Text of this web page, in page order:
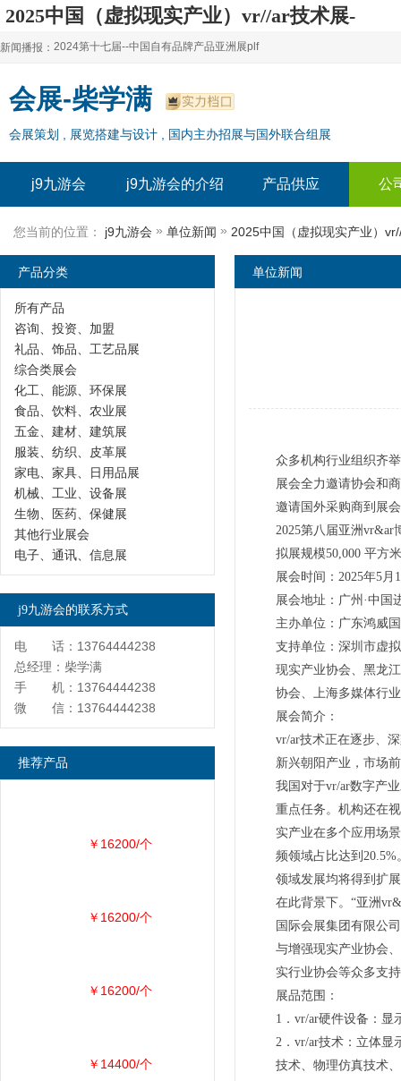
2025中国（虚拟现实产业）vr//ar技术展-
j9九游会
新闻播报：
2024上海自有品牌展--百货展|食品展 零售展|oem展
2024全球自有--品牌产品亚洲展（plf）
2024上海自有品牌展--2024上海oem 贴牌代加工展
2024第十七届--中国自有品牌产品亚洲展plf
2024全球自有--品牌产品亚洲展（plf）
2024年上海--第17届自有品牌展
会展-柴学满
会展策划 , 展览搭建与设计 , 国内主办招展与国外联合组展
j9九游会 j9九游会的介绍 产品供应 公
您当前的位置： j9九游会 » 单位新闻 » 2025中国（虚拟现实产业）
单位新闻
众多机构行业组织齐
展会全力邀请协会和
邀请国外采购商到展
2025第八届亚洲vr&ar
拟展规模50,000 平方
展会时间：2025年5月
展会地址：广州·中国
主办单位：广东鸿威
支持单位：深圳市虚
现实产业协会、黑龙
协会、上海多媒体行
展会简介：
vr/ar技术正在逐步、
新兴朝阳产业，市场
我国对于vr/ar数字产
重点任务。机构还在
实产业在多个应用场
频领域占比达到
领域发展均将得到扩
在此背景下。“亚洲
国际会展集团有限公
与增强现实产业协会
实行业协会等众多支
展品范围：
1．vr/ar硬件设备：显
2．vr/ar技术：立体显
技术、物理仿真技术
产品分类
所有产品
咨询、投资、加盟
礼品、饰品、工艺品展
综合类展会
化工、能源、环保展
食品、饮料、农业展
五金、建材、建筑展
服装、纺织、皮革展
家电、家具、日用品展
机械、工业、设备展
生物、医药、保健展
其他行业展会
电子、通讯、信息展
j9九游会的联系方式
电 话：13764444238
总经理：柴学满
手 机：13764444238
微 信：13764444238
推荐产品
￥16200/个
￥16200/个
￥16200/个
￥14400/个